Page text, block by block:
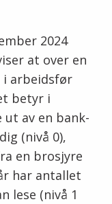
2024
at over en
i arbeidsfør
betyr i
ut av en bank-
(nivå 0),
en brosjyre
har antallet
lese (nivå 1